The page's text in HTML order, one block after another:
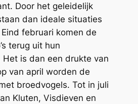
Door het geleidelijk
dan ideale situaties
februari komen de
terug uit hun
is dan een drukte van
van april worden de
broedvogels. Tot in juli
Kluten, Visdieven en